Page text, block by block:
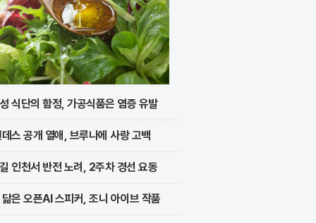
식단의 함정, 가공식품은 염증 유발
스 공개 열애, 브루나에 사랑 고백
인천서 반전 노려, 2주차 경선 요동
은 오픈AI 스피커, 조니 아이브 작품